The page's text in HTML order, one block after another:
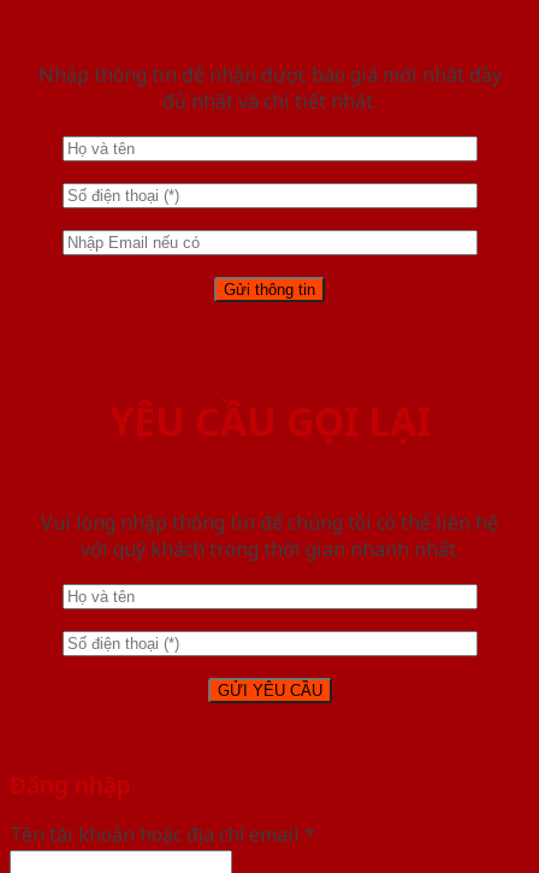
Nhập thông tin để nhận được báo giá mới nhât đầy
đủ nhất và chi tiết nhất.
YÊU CẦU GỌI LẠI
Vui lòng nhập thông tin để chúng tôi có thể liên hệ
với quý khách trong thời gian nhanh nhất.
Đăng nhập
Tên tài khoản hoặc địa chỉ email *